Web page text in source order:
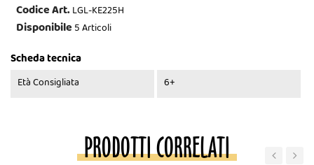
Codice Art.LGL-KE225H
Disponibile 5 Articoli
Scheda tecnica
Età Consigliata 6+
PRODOTTI CORRELATI